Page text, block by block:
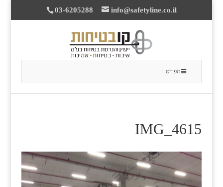
03-6205288 info@safetyline.co.il
תפריט
IMG_4615